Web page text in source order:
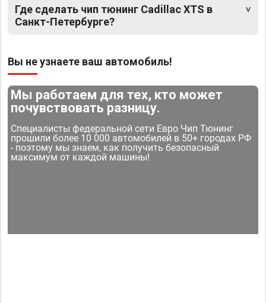
Где сделать чип тюнинг Cadillac XTS в
Санкт-Петербурге?
Вы не узнаете ваш автомобиль!
Мы работаем для тех, кто может
почувствовать разницу.
Специалисты федеральной сети Евро Чип Тюнинг
прошили более 10 000 автомобилей в 50+ городах РФ
- поэтому мы знаем, как получить безопасный
максимум от каждой машины!